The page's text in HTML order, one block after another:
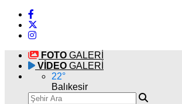
FOTO GALERİ
VİDEO GALERİ
22°
Balıkesir